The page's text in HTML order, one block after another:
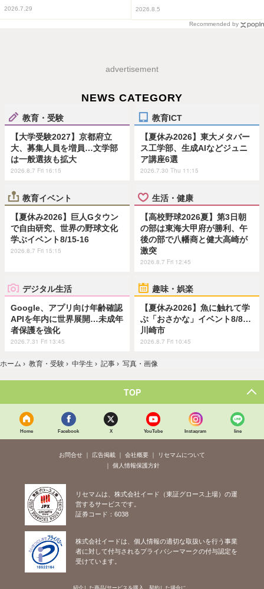
2026.7.29 2026.8.5
Recommended by
advertisement
NEWS CATEGORY
教育・受験
【大学受験2027】京都府立
大、募集人員を増員…文学部
は一般選抜も拡大
2026.8.7 Fri 16:15
教育ICT
【夏休み2026】東大メタバー
ス工学部、生成AIなどジュニ
ア講座6選
2026.7.30 Thu 11:15
教育イベント
【夏休み2026】巨人Gタウン
で自由研究、世界の野球文化
学ぶイベント8/15-16
2026.8.7 Fri 15:15
生活・健康
【高校野球2026夏】第3日朝
の部は東海大甲府が勝利、午
後の部で八幡商と健大高崎が
激突
2026.8.7 Fri 12:45
デジタル生活
Google、アプリ向け年齢確認
APIを年内に世界展開…未成年
者保護を強化
2026.7.31 Fri 13:45
趣味・娯楽
【夏休み2026】魚に触れて学
ぶ「おさかな」イベント8/8…
川崎市
2026.8.7 Fri 10:45
ホーム › 教育・受験 › 中学生 › 記事 › 写真・画像
TOP
Home Facebook X YouTube Instagram line
お問合せ 広告掲載 会社概要
リセマムについて
個人情報保護方針
リセマムは、株式会社イード（東証グロース上場）の運
営するサービスです。
証券コード：6038
株式会社イードは、個人情報の適切な取扱いを行う事業
者に対して付与されるプライバシーマークの付与認定を
受けています。
紹介した商品/サービスを購入、契約した場合に、